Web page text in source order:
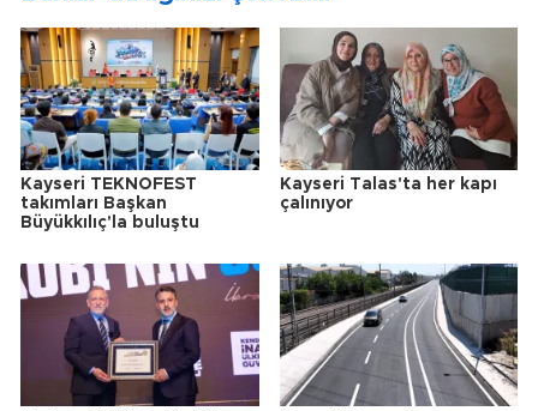
Kayseri TEKNOFEST
takımları Başkan
Büyükkılıç'la buluştu
Kayseri Talas'ta her kapı
çalınıyor